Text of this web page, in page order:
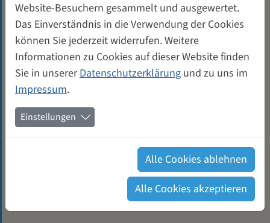
Vera Kätsch zog 1994 mit ihrer Computerschule
Durchblick GmbH und dem neugegründeten Café
Ada als eine der ersten Mieterinnen ins Vorderhaus
der WeiberWirtschaft ein. Als die Firma sechs Jahre
später einen neuen Standort bezog, blieb die
überzeugte Genossenschafterin im Ehrenamt: 2000
bis 2004 übernahm sie als Mitglied des Vorstands
die volle Verantwortung für das Wohl und Wehe der
Genossenschaft. Anschließend, bis 2011, war Vera
Kätsch Mitglied des Aufsichtsrats. Beim Push-up
Mentoring Programm von WeiberWirtschaft und
Gründerinnenzentrale engagierte sie sich als
Kontakt
Website-Besuchern gesammelt und ausgewertet.
Das Einverständnis in die Verwendung der Cookies
können Sie jederzeit widerrufen. Weitere
Informationen zu Cookies auf dieser Website finden
Sie in unsererDatenschutzerklärung und zu uns im
Impressum.
Einstellungen
Alle Cookies ablehnen
Alle Cookies akzeptieren